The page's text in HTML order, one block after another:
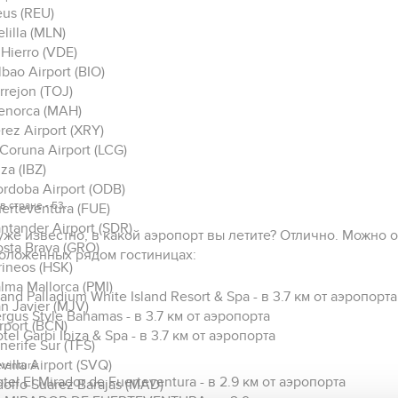
(REU)
(MLN)
(VDE)
Airport (BIO)
(TOJ)
(MAH)
Airport (XRY)
Airport (LCG)
(IBZ)
Airport (ODB)
(FUE)
Airport (SDR)
Brava (GRO)
(HSK)
Mallorca (PMI)
Javier (MJV)
(BCN)
Sur (TFS)
Airport (SVQ)
Suarez Barajas (MAD)
стране - 53.
известно, в какой аэропорт вы летите? Отлично. Можно
рядом гостиницах:
Palladium White Island Resort & Spa - в 3.7 км от аэропорта
Style Bahamas - в 3.7 км от аэропорта
Garbi Ibiza & Spa - в 3.7 км от аэропорта
El Mirador de Fuerteventura - в 2.9 км от аэропорта